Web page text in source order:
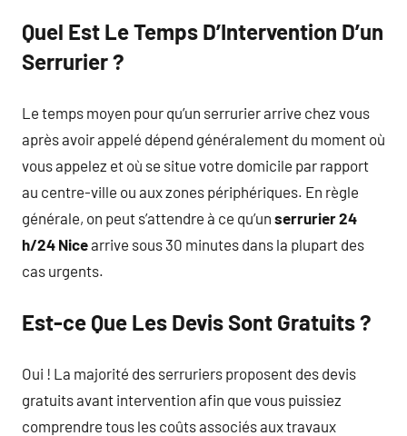
Quel Est Le Temps D’Intervention D’un
Serrurier ?
Le temps moyen pour qu’un serrurier arrive chez vous
après avoir appelé dépend généralement du moment où
vous appelez et où se situe votre domicile par rapport
au centre-ville ou aux zones périphériques. En règle
générale, on peut s’attendre à ce qu’un serrurier 24
h/24 Nicearrive sous 30 minutes dans la plupart des
cas urgents.
Est-ce Que Les Devis Sont Gratuits ?
Oui ! La majorité des serruriers proposent des devis
gratuits avant intervention afin que vous puissiez
comprendre tous les coûts associés aux travaux